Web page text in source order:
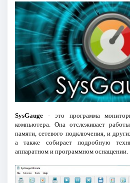
SysGauge- это программа
компьютера. Она отслеживает
памяти, сетевого подключения, и
а также собирает подробную
аппаратном и программном оснащении.